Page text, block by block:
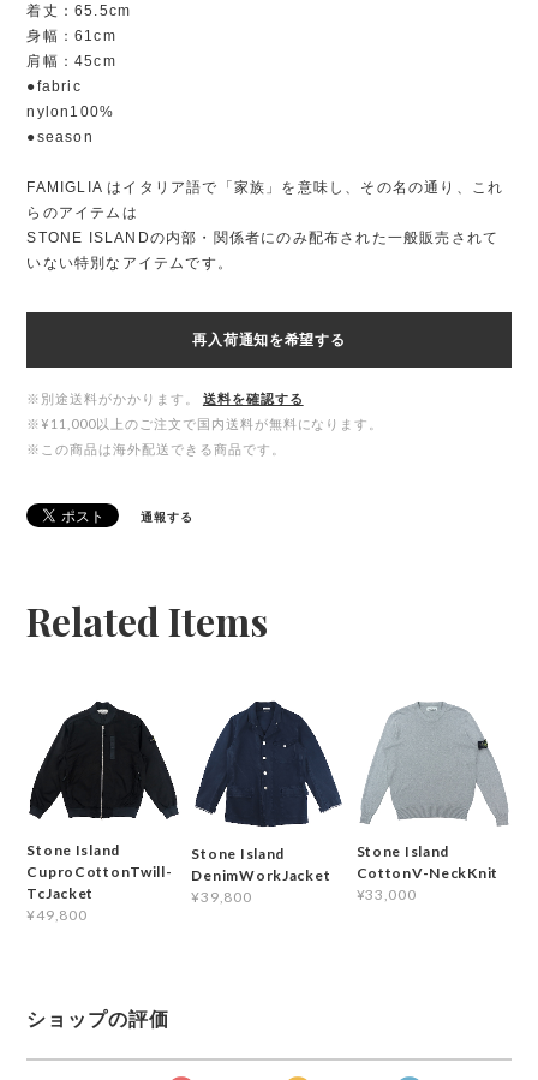
着丈：65.5cm
身幅：61cm
肩幅：45cm
●fabric
nylon100%
●season
FAMIGLIA はイタリア語で「家族」を意味し、その名の通り、これ
らのアイテムは
STONE ISLANDの内部・関係者にのみ配布された一般販売されて
いない特別なアイテムです。
再入荷通知を希望する
※別途送料がかかります。
送料を確認する
※¥11,000以上のご注文で国内送料が無料になります。
※この商品は海外配送できる商品です。
通報する
Related Items
Stone Island
CuproCottonTwill-
TcJacket
¥49,800
Stone Island
DenimWorkJacket
¥39,800
Stone Island
CottonV-NeckKnit
¥33,000
ショップの評価